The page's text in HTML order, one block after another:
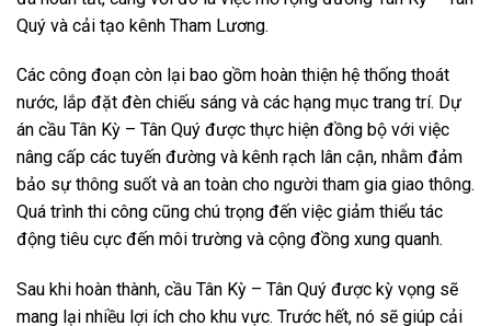
Quý và cải tạo kênh Tham Lương.
Các công đoạn còn lại bao gồm hoàn thiện hệ thống thoát
nước, lắp đặt đèn chiếu sáng và các hạng mục trang trí. Dự
án cầu Tân Kỳ – Tân Quý được thực hiện đồng bộ với việc
nâng cấp các tuyến đường và kênh rạch lân cận, nhằm đảm
bảo sự thông suốt và an toàn cho người tham gia giao thông.
Quá trình thi công cũng chú trọng đến việc giảm thiểu tác
động tiêu cực đến môi trường và cộng đồng xung quanh.
Sau khi hoàn thành, cầu Tân Kỳ – Tân Quý được kỳ vọng sẽ
mang lại nhiều lợi ích cho khu vực. Trước hết, nó sẽ giúp cải